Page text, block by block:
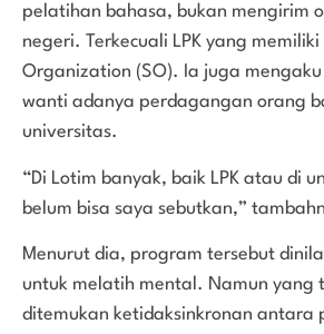
pelatihan bahasa, bukan mengirim
negeri. Terkecuali LPK yang memiliki
Organization (SO). Ia juga
wanti adanya perdagangan orang
universitas.
“Di Lotim banyak, baik LPK atau di
belum bisa saya sebutkan,”
Menurut dia, program tersebut
untuk melatih mental. Namun yang
ditemukan ketidaksinkronan antara